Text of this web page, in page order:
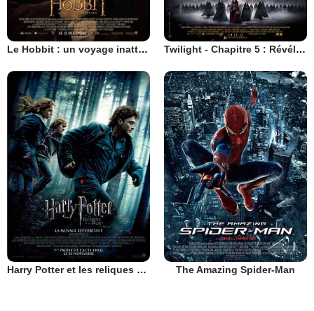
Le Hobbit : un voyage inattendu Twilight - Chapitre 5 : Révélation 2e partie
Harry Potter et les reliques de la mort - partie 1 The Amazing Spider-Man